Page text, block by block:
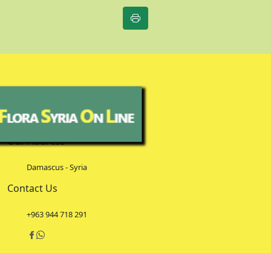
Our Address
Damascus - Syria
Contact Us
+963 944 718 291